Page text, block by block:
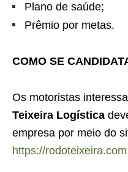
Plano de saúde;
Prêmio por metas.
COMO SE
Os motoristas
Teixeira Logística
empresa por meio do
https://